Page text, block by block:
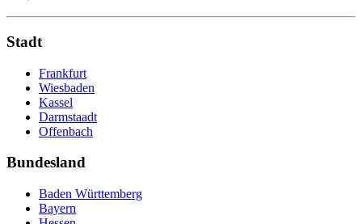
Stadt
Frankfurt
Wiesbaden
Kassel
Darmstaadt
Offenbach
Bundesland
Baden Württemberg
Bayern